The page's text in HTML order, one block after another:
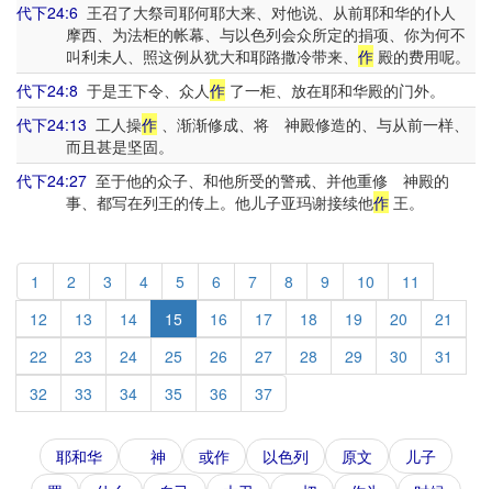
代下24:6 王召了大祭司耶何耶大来、对他说、从前耶和华的仆人
摩西、为法柜的帐幕、与以色列会众所定的捐项、你为何不
叫利未人、照这例从犹大和耶路撒冷带来、 作殿的费用呢。
代下24:8 于是王下令、众人作 了一柜、放在耶和华殿的门外。
代下24:13 工人操作 、渐渐修成、将 神殿修造的、与从前一样、
而且甚是坚固。
代下24:27 至于他的众子、和他所受的警戒、并他重修 神殿的
事、都写在列王的传上。他儿子亚玛谢接续他作王。
1 2 3 4 5 6 7 8 9 10
11
12
13 14 15 16 17 18 19 20
21
22
23 24 25 26 27 28 29 30
31
32
33 34 35 36 37
耶和华 神 或作 以色列 原文
儿子